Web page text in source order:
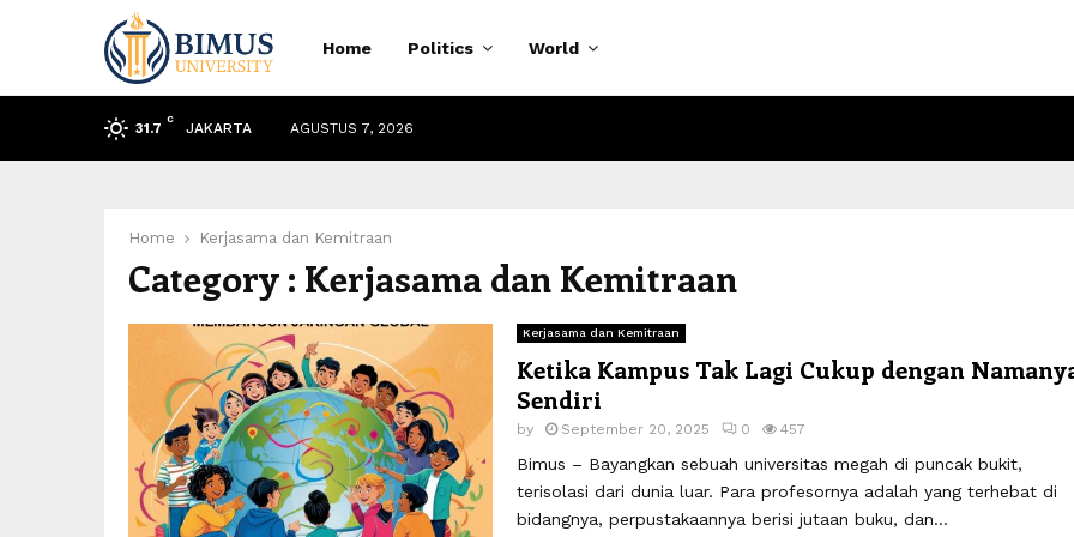
Home Politics World
31.7
C
JAKARTA AGUSTUS 7, 2026
Home Kerjasama dan Kemitraan
Category : Kerjasama dan Kemitraan
Kerjasama dan Kemitraan
Ketika Kampus Tak Lagi Cukup dengan
Sendiri
by September 20, 2025 0 457
Bimus – Bayangkan sebuah universitas megah di puncak bukit,
terisolasi dari dunia luar. Para profesornya adalah yang terhebat di
bidangnya, perpustakaannya berisi jutaan buku, dan...